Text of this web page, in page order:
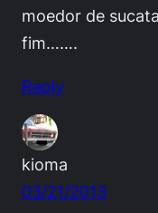
moedor de
fim…….
Reply
kioma
03/21/2013